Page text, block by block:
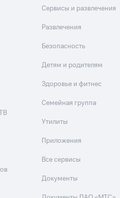
Сервисы и развлечения
Развлечения
Безопасность
Детям и родителям
Здоровье и фитнес
Семейная группа
Утилиты
Приложения
Все сервисы
Документы